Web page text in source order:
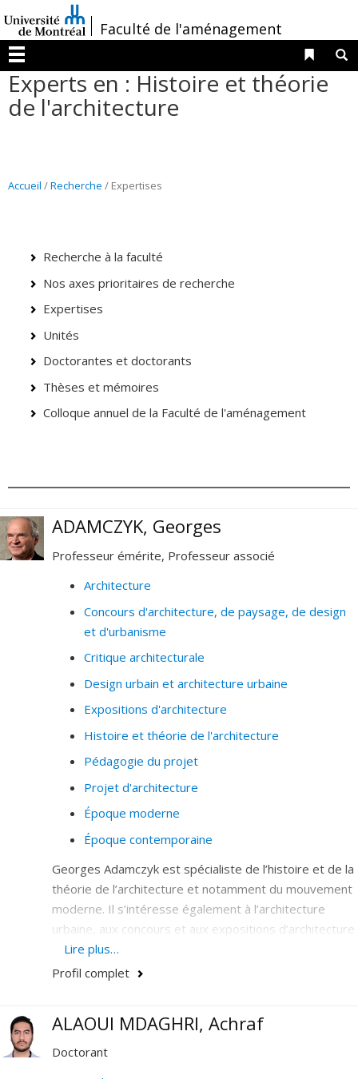
au
contenu
/Faculté de l'aménagement
Menu
Liens
Experts en : Histoire et théorie
de l'architecture
Accueil /Recherche / Expertises
Recherche à la faculté
Nos axes prioritaires de recherche
Expertises
Unités
Doctorantes et doctorants
Thèses et mémoires
Colloque annuel de la Faculté de l'aménagement
ADAMCZYK, Georges
Professeur émérite, Professeur associé
Architecture
Concours d'architecture, de paysage, de design
et d'urbanisme
Critique architecturale
Design urbain et architecture urbaine
Expositions d'architecture
Histoire et théorie de l'architecture
Pédagogie du projet
Projet d'architecture
Époque moderne
Époque contemporaine
Georges Adamczyk est spécialiste de l’histoire et de la
théorie de l’architecture et notamment du mouvement
moderne. Il s’intéresse également à l’architecture
urbaine, aux concours et aux expositions d’architecture
ainsi qu’à la critique architecturale. Ses recherches
concernent aussi la pédagogie du projet architectural. Il
(LEAP).
Lire plus…
Profil complet
ALAOUI MDAGHRI, Achraf
Doctorant